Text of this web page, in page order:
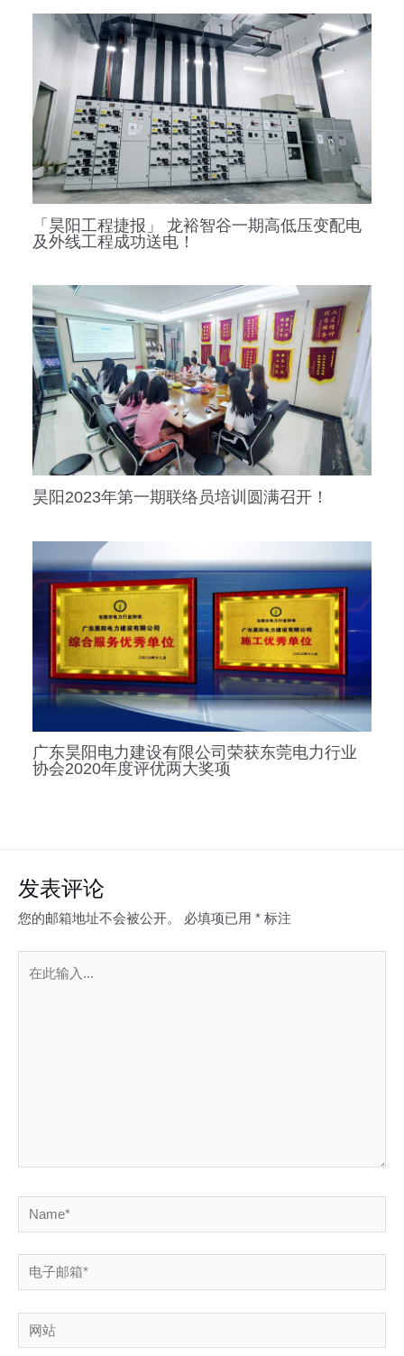
「昊阳工程捷报」 龙裕智谷一期高低压变配电
及外线工程成功送电！
昊阳2023年第一期联络员培训圆满召开！
广东昊阳电力建设有限公司荣获东莞电力行业
协会2020年度评优两大奖项
发表评论
您的邮箱地址不会被公开。 必填项已用 * 标注
Name*
电
子
邮
箱
网
站